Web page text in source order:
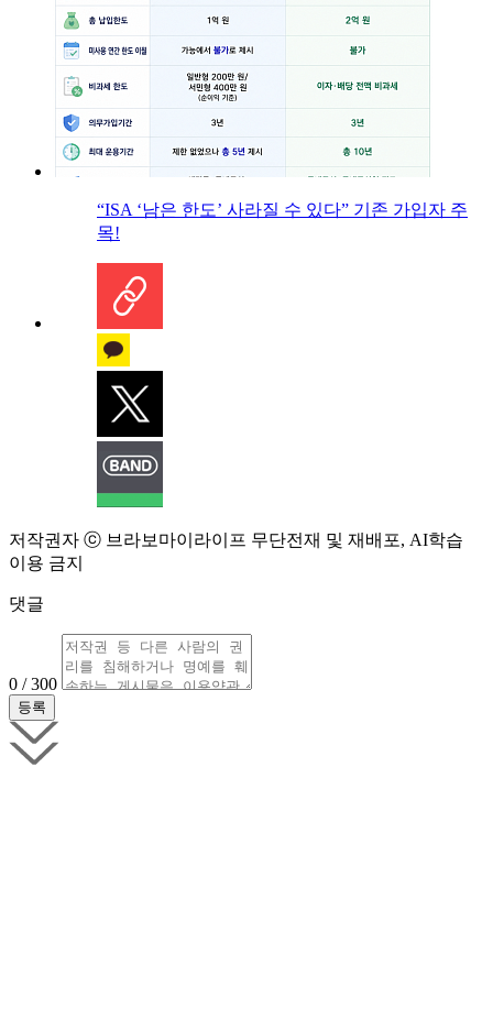
“ISA ‘남은 한도’ 사라질 수 있다” 기존 가입자 주
목!
저작권자 ⓒ 브라보마이라이프 무단전재 및 재배포, AI학습
이용 금지
댓글
0 / 300